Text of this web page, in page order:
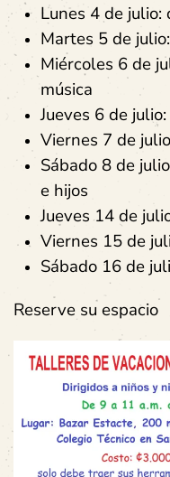
Lunes 4 de
Martes 5 de
Miércoles 6 de
música
Jueves 6 de
Viernes 7 de
Sábado 8 de
e hijos
Jueves 14 de
Viernes 15 de
Sábado 16 de
Reserve su espacio